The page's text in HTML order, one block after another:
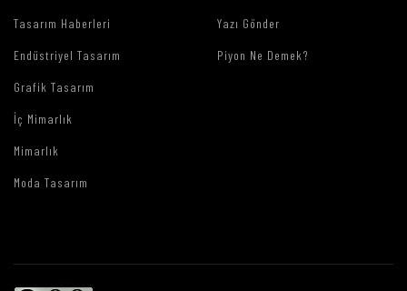
Tasarım Haberleri
Endüstriyel Tasarım
Grafik Tasarım
İç Mimarlık
Mimarlık
Moda Tasarım
Yazı Gönder
Piyon Ne Demek?